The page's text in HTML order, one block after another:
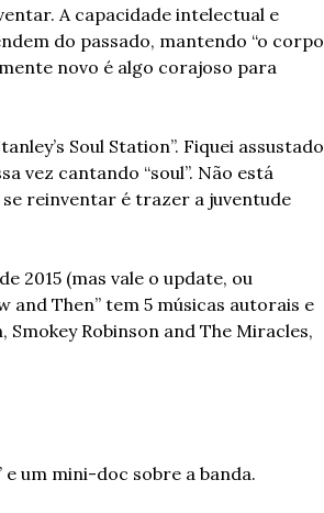
A capacidade intelectual e
do passado, mantendo “o corpo
novo é algo corajoso para
Soul Station”. Fiquei assustado
vez cantando “soul”. Não está
reinventar é trazer a juventude
2015 (mas vale o update, ou
and Then” tem 5 músicas autorais e
Robinson and The Miracles,
e um mini-doc sobre a banda.